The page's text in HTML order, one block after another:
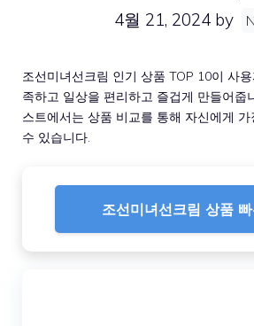
4월 21, 2024 by
조선미녀선크림 인기 상품 TOP 10이 사
족하고 일상을 편리하고 즐겁게 만들어줍
스트에서는 상품 비교를 통해 자신에게
수 있습니다.
조선미녀선크림 상품